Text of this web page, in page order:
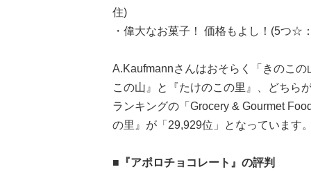
住)
・偉大なお菓子！ 価格もよし！(5つ☆
A.Kaufmannさんはおそらく「きのこ
この山』と『たけのこの里』、どちら
ランキングの「Grocery & Gourmet
の里』が「29,929位」となっています
■『アポロチョコレート』の評判